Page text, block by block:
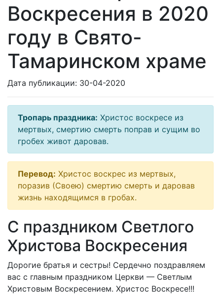
Воскресения в 2020
году в Свято-
Тамаринском храме
Дата публикации: 30-04-2020
Тропарь праздника: Христос воскресе из
мертвых, смертию смерть поправ и сущим во
гробех живот даровав.
Перевод: Христос воскрес из мертвых,
поразив (Своею) смертию смерть и даровав
жизнь находящимся в гробах.
С праздником Светлого
Христова Воскресения
Дорогие братья и сестры! Сердечно поздравляем
вас с главным праздником Церкви — Светлым
Христовым Воскресением. Христос Воскресе!!!